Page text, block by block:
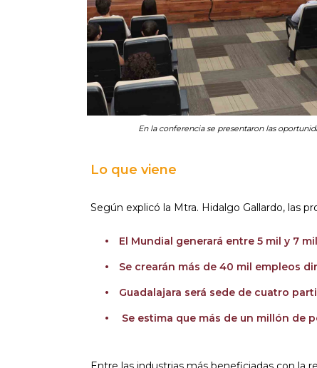
En la conferencia se presentaron las
Lo que viene
Según explicó la Mtra. Hidalgo Gallardo, las
El Mundial generará entre 5 mil y 7
Se crearán más de 40 mil empleos
Guadalajara será sede de cuatro
Se estima que más de un millón de